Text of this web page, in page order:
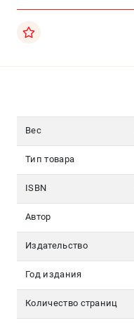
Вес
Тип товара
ISBN
Автор
Издательство
Год издания
Количество страниц